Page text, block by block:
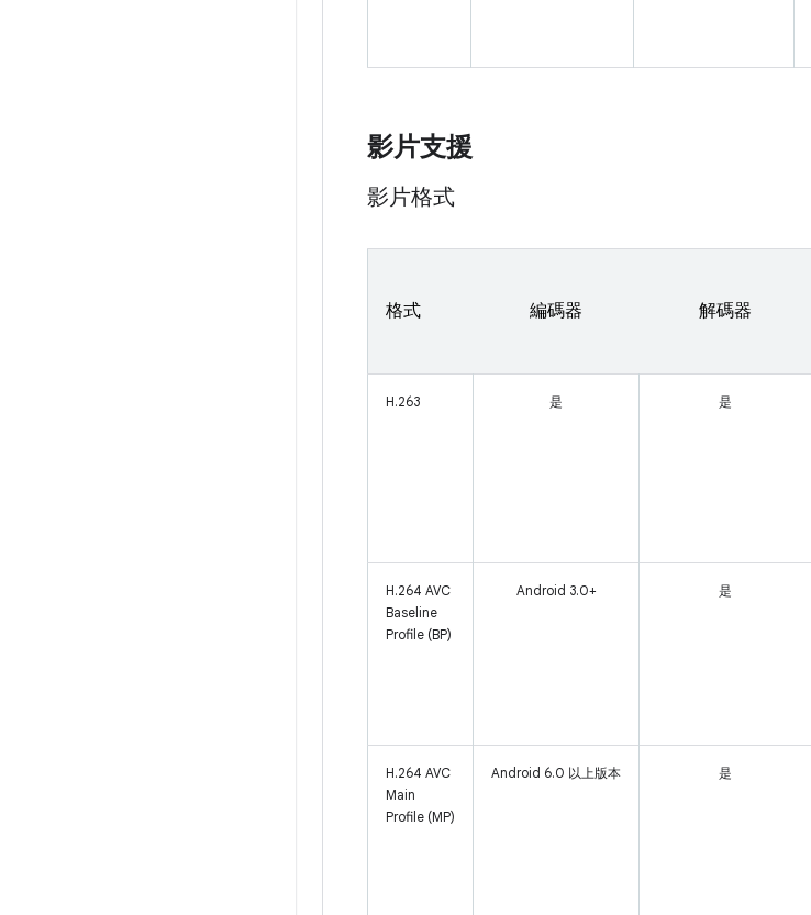
影片支援
影片格式
格式 編碼器 解碼器
H.263 是 是
H.264 AVC
Baseline
Profile (BP)
Android 3.0+ 是
H.264 AVC
Main
Profile (MP)
Android 6.0 以上版本 是